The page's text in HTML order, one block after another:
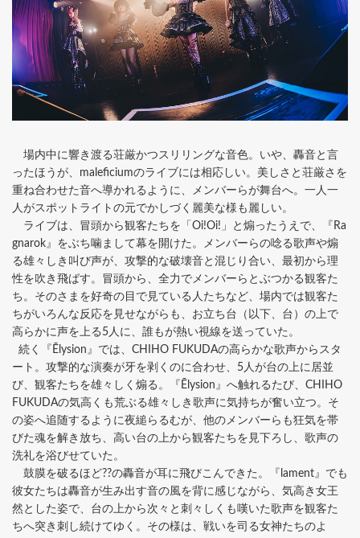
場内中に響き渡る荘厳かつスリリングな音色。いや、轟音と言
ったほうが、maleficiumのライブには相応しい。美しさと荘厳さを
重ね合わせた音へ導かれるように、メンバーらが舞台へ。一人一
人がスポットライトの元でかしづく麗美な様も麗しい。
ライブは、冒頭から観客たちを「Oi!Oi!」と煽ったうえで、『Ra
gnarok』をぶち噛まして幕を開けた。メンバーらの唸る歌声や煽
る雄々しき叫び声が、攻撃的な破壊音と混じり合い、最初から理
性を吹き飛ばす。冒頭から、全力でメンバーらとぶつかる観客た
ち。そのさまを好奇の目で見ている人たちなど、場内では観客た
ちがいろんな反応を見せながらも、お立ち台（以下、台）の上で
高らかに声を上る5人に、誰もが熱い視線を送っていた。
続く『Ēlysion』では、CHIHO FUKUDAの高らかな歌声からスタ
ート。攻撃的な演奏が牙を剥くのに合わせ、5人が台の上に居並
び、観客たちを雄々しく煽る。『Ēlysion』へ触れるたび、CHIHO
FUKUDAの気高くも荒ぶる雄々しき歌声に気持ちが奮い立つ。そ
の姿へ追随するように夜縋らるむが、他のメンバーらも狂気を帯
びた魂を解き放ち、高い台の上から観客たちを見下ろし、歌声の
洗礼を浴びせていた。
鼓膜を破るほど??の轟音が耳に飛びこんできた。『lament』でも
彼女たちは轟音が生み出す音の風を背に感じながら、気高き女王
然とした姿で、台の上から次々と刺々しくも嘆いた歌声を観客た
ちへ突き刺し続けてゆく。その様は、戦いを司る女神たちのよ